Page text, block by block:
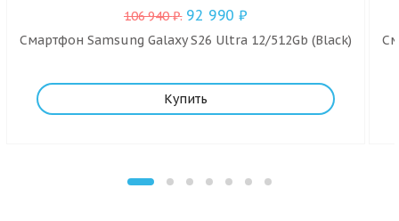
106 940₽. 92 990₽
Смартфон Samsung Galaxy S26 Ultra 12/512Gb (Black)
Купить